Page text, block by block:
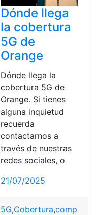
Dónde llega
la cobertura
5G de
Orange
Dónde llega la
cobertura 5G de
Orange. Si tienes
alguna inquietud
recuerda
contactarnos a
través de nuestras
redes sociales, o
21/07/2025
5G,Cobertura,